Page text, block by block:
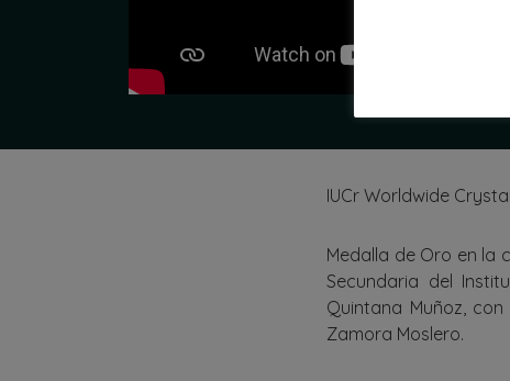
IUCr Worldwide
Medalla de Oro en la
Secundaria del
Quintana Muñoz,
Zamora Moslero.